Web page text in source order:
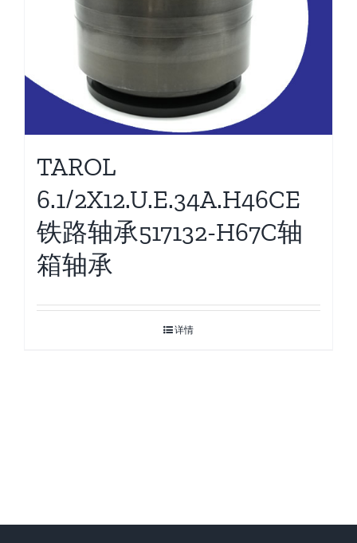
TAROL
6.1/2X12.U.E.34A.H46CE
铁路轴承517132-H67C轴
箱轴承
详情